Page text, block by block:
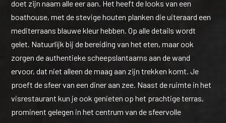
doet zijn naam alle eer aan. Het heeft de looks van een
boathouse, met de stevige houten planken die uiteraard een
mediterraans blauwe kleur hebben. Op alle details wordt
gelet. Natuurlijk bij de bereiding van het eten, maar ook
zorgen de authentieke scheepslantaarns aan de wand
ervoor, dat niet alleen de maag aan zijn trekken komt. Je
proeft de sfeer van een diner aan zee. Naast de ruimte in het
visrestaurant kun je ook genieten op het prachtige terras,
prominent gelegen in het centrum van de sfeervolle